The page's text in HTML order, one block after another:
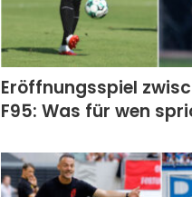
Eröffnungsspiel
F95: Was für wen